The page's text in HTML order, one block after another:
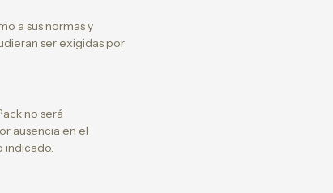
a sus normas y
ser exigidas por
no será
ausencia en el
indicado.